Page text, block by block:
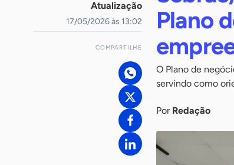
NotíciasAtualização
17/05/2026 às 13:02
COMPARTILHE
Plano
O Plano de
servindo como
Por Redação